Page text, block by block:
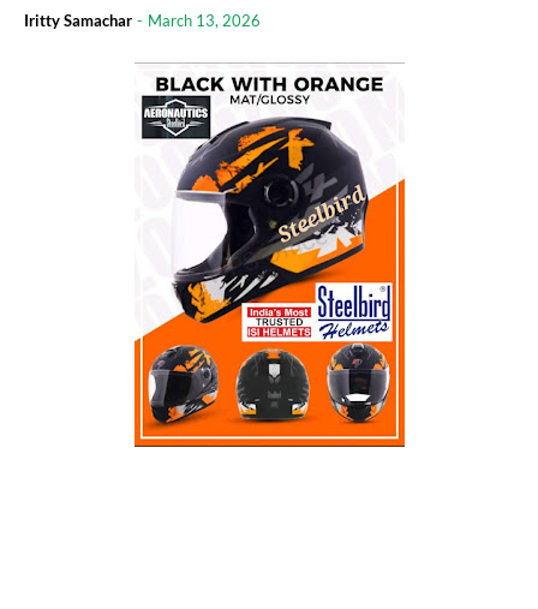
Iritty Samachar - March 13, 2026